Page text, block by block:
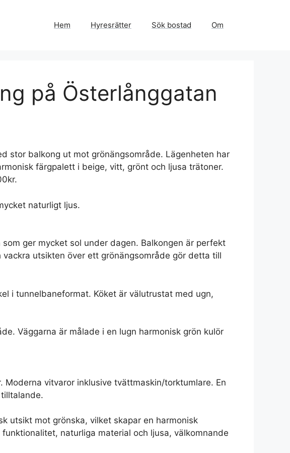
Hem Hyresrätter Sök bostad Om
på Österlånggatan
stor balkong ut mot grönängsområde. Lägenheten har
färgpalett i beige, vitt, grönt och ljusa trätoner.
naturligt ljus.
ger mycket sol under dagen. Balkongen är perfekt
utsikten över ett grönängsområde gör detta till
i tunnelbaneformat. Köket är välutrustat med ugn,
Väggarna är målade i en lugn harmonisk grön kulör
vitvaror inklusive tvättmaskin/torktumlare. En
utsikt mot grönska, vilket skapar en harmonisk
naturliga material och ljusa, välkomnande